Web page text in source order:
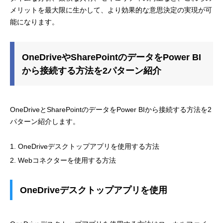
メリットを最大限に生かして、より効果的な意思決定の実現が可
能になります。
OneDriveやSharePointのデータをPower BI
から接続する方法を2パターン紹介
OneDriveとSharePointのデータをPower BIから接続する方法を2
パターン紹介します。
OneDriveデスクトップアプリを使用する方法
Webコネクターを使用する方法
OneDriveデスクトップアプリを使用